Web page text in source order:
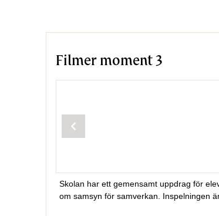
Filmer moment 3
Skolan har ett gemensamt
Skolan har ett gemensamt uppdrag för
om samsyn för samverkan. Inspelningen